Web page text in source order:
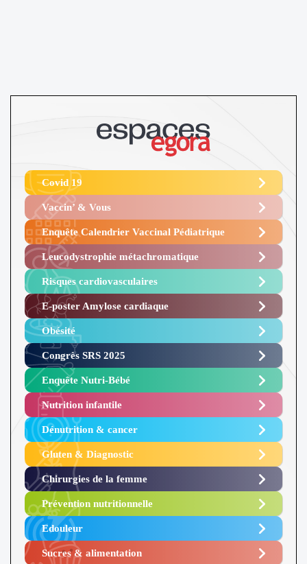
Covid 19
Vaccin’ & Vous
Enquête Calendrier Vaccinal Pédiatrique
Leucodystrophie métachromatique
Risques cardiovasculaires
E-poster Amylose cardiaque ​
Obésité ​
Congrès SRS 2025 ​
Enquête Nutri-Bébé ​
Nutrition infantile
Dénutrition & cancer
Gluten & Diagnostic
Chirurgies de la femme
Prévention nutritionnelle
Edouleur​
Sucres & alimentation​